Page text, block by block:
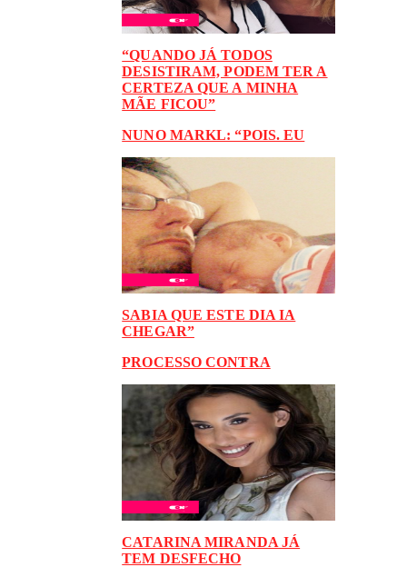
“QUANDO JÁ TODOS
DESISTIRAM, PODEM TER A
CERTEZA QUE A MINHA
MÃE FICOU”
NUNO MARKL: “POIS. EU
SABIA QUE ESTE DIA IA
CHEGAR”
PROCESSO CONTRA
CATARINA MIRANDA JÁ
TEM DESFECHO